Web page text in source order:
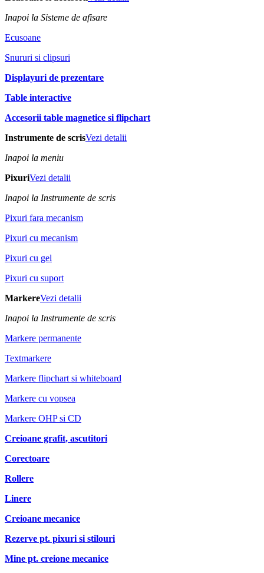
Inapoi la Sisteme de afisare
Ecusoane
Snururi si clipsuri
Displayuri de prezentare
Table interactive
Accesorii table magnetice si flipchart
Instrumente de scrisVezi detalii
Inapoi la meniu
PixuriVezi detalii
Inapoi la Instrumente de scris
Pixuri fara mecanism
Pixuri cu mecanism
Pixuri cu gel
Pixuri cu suport
MarkereVezi detalii
Inapoi la Instrumente de scris
Markere permanente
Textmarkere
Markere flipchart si whiteboard
Markere cu vopsea
Markere OHP si CD
Creioane grafit, ascutitori
Corectoare
Rollere
Linere
Creioane mecanice
Rezerve pt. pixuri si stilouri
Mine pt. creione mecanice